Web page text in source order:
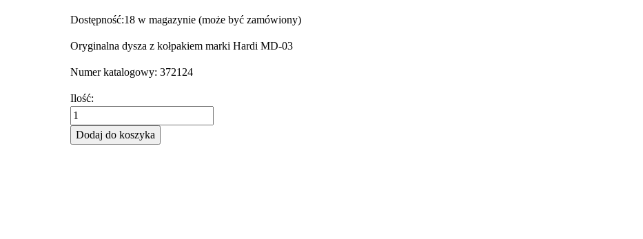
Dostępność:18 w magazynie (może być zamówiony)
Oryginalna dysza z kołpakiem marki Hardi MD-03
Numer katalogowy: 372124
Rozpylacz
dysza
z
kołpakiem
Ilość:
Dodaj do koszyka